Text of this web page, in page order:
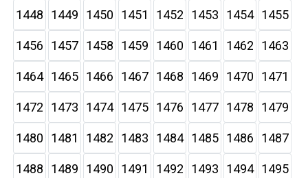
1448 1449 1450 1451 1452 1453 1454 1455
1456 1457 1458 1459 1460 1461 1462 1463
1464 1465 1466 1467 1468 1469 1470 1471
1472 1473 1474 1475 1476 1477 1478 1479
1480 1481 1482 1483 1484 1485 1486 1487
1488 1489 1490 1491 1492 1493 1494 1495